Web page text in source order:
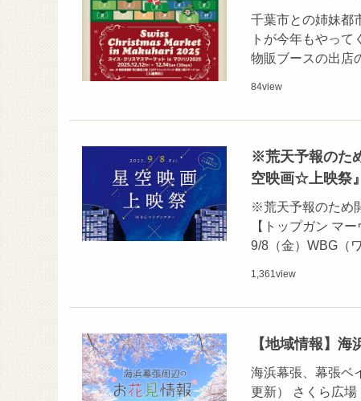
千葉市との姉妹都
トが今年もやって
物販ブースの出店
84view
※荒天予報のた
空映画☆上映祭
※荒天予報のため
【トップガン マ
9/8（金）WBG（
1,361view
【地域情報】
海浜幕張、幕張ベ
更新） さくら広